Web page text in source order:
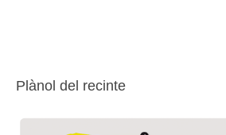
Plànol del recinte